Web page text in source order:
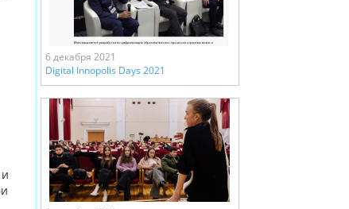
6 декабря 2021
Digital Innopolis Days 2021